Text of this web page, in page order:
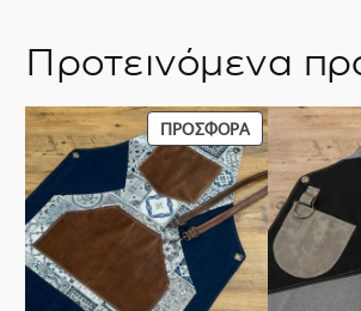
Προτεινόμενα
ΠΡΟΣΦΟΡΆΠΡΟΪΌΝ
ΣΕ
ΠΡΟΣΦΟΡΆ